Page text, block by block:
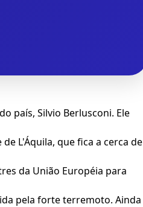
país, Silvio Berlusconi. Ele
L'Áquila, que fica a cerca de
da União Européia para
pela forte terremoto. Ainda